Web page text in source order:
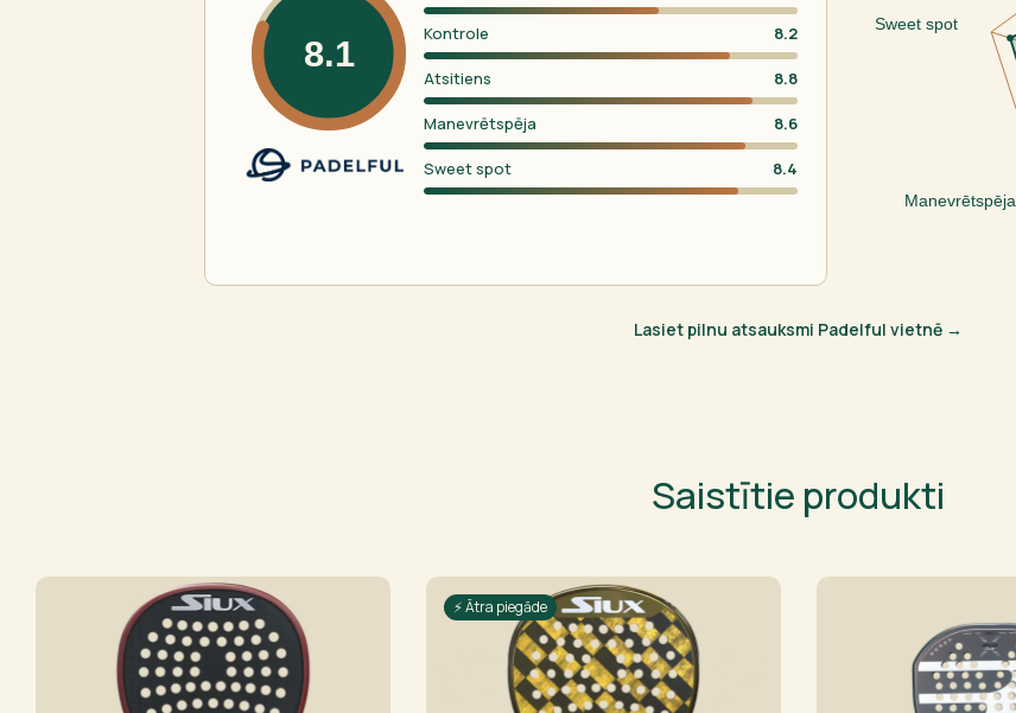
8.1 Kontrole 8.2
Atsitiens 8.8
Manevrētspēja 8.6
Sweet spot 8.4
Manevrētspēja
Sweet spot
Lasiet pilnu atsauksmi Padelful vietnē →
Saistītie produkti
⚡ Ātra piegāde